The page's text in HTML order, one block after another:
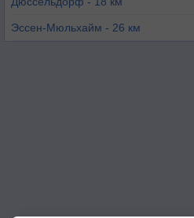
Эссен-Мюльхайм - 26 км